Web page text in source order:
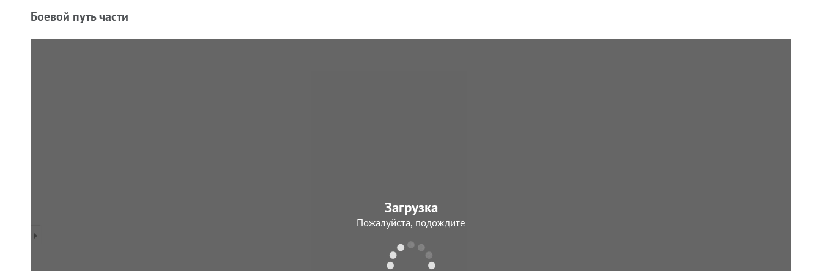
Боевой путь части
Загрузка
Пожалуйста, подождите